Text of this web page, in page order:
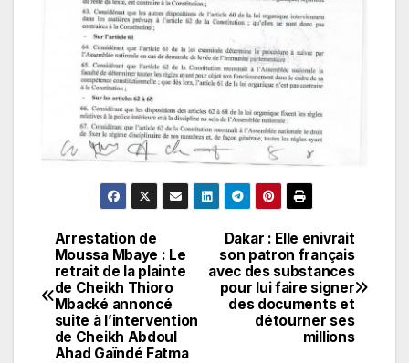
Navigation
de
l’article
Dakar : Elle enivrait
son patron français
avec des substances
pour lui faire signer
des documents et
détourner ses
millions
Arrestation de
Moussa Mbaye : Le
retrait de la plainte
de Cheikh Thioro
Mbacké annoncé
suite à l’intervention
de Cheikh Abdoul
Ahad Gaïndé Fatma